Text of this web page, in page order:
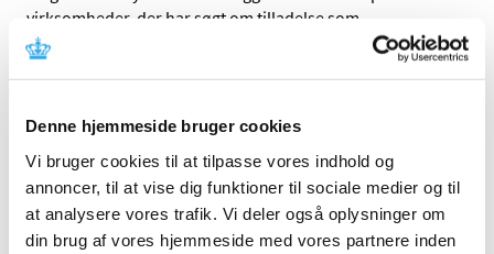
Denne hjemmeside bruger cookies
Vi bruger cookies til at tilpasse vores indhold og
annoncer, til at vise dig funktioner til sociale medier og til
at analysere vores trafik. Vi deler også oplysninger om
din brug af vores hjemmeside med vores partnere inden
virksomheder, der har søgt om tilladelse som
Suspendering af Europharma DK ApS'
lægemidler
|8. november 2017|
Lægemiddelstyrelsen har tirsdag den 7. november 2017
suspenderet Europharma DK ApS’ tilladelser med…